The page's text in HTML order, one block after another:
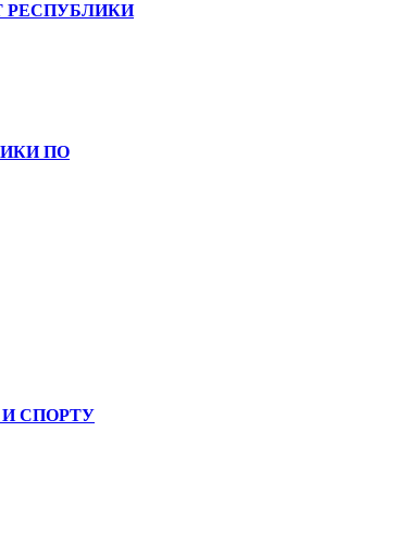
РЕСПУБЛИКИ
ПО
СПОРТУ